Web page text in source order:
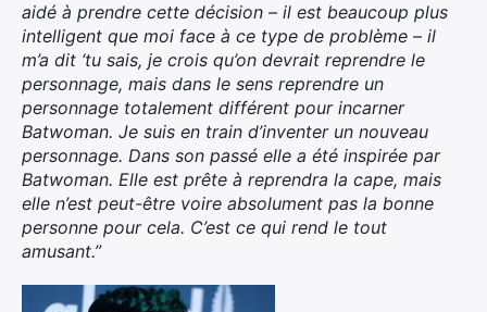
aidé à prendre cette décision – il est beaucoup plus
intelligent que moi face à ce type de problème – il
m’a dit ‘tu sais, je crois qu’on devrait reprendre le
personnage, mais dans le sens reprendre un
personnage totalement différent pour incarner
Batwoman. Je suis en train d’inventer un nouveau
personnage. Dans son passé elle a été inspirée par
Batwoman. Elle est prête à reprendra la cape, mais
elle n’est peut-être voire absolument pas la bonne
personne pour cela. C’est ce qui rend le tout
amusant.”